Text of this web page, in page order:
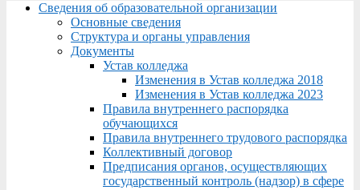
Menu
Сведения об образовательной организации
Основные сведения
Структура и органы управления
Документы
Устав колледжа
Изменения в Устав колледжа 2018
Изменения в Устав колледжа 2023
Правила внутреннего распорядка
обучающихся
Правила внутреннего трудового распорядка
Коллективный договор
Предписания органов, осуществляющих
государственный контроль (надзор) в сфере